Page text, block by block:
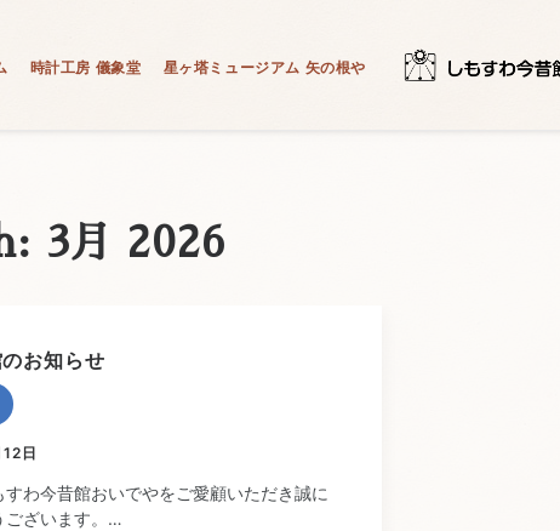
時計工房 儀象堂 星ヶ塔ミュージアム 矢の根や
3月 2026
お知らせ
日
すわ今昔館おいでやをご愛顧いただき誠に
ございます。…